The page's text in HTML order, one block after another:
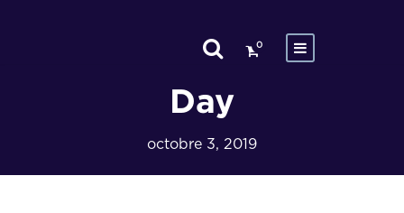
0
Day
octobre 3, 2019